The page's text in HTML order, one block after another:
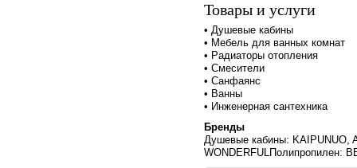
Товары и услуги
• Душевые кабины
• Мебель для ванных комнат
• Радиаторы отопления
• Смесители
• Санфаянс
• Ванны
• Инженерная сантехника
Бренды
Душевые кабины: KAIPUNUO,
WONDERFULПолипропилен: